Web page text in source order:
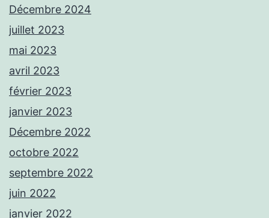
Décembre 2024
juillet 2023
mai 2023
avril 2023
février 2023
janvier 2023
Décembre 2022
octobre 2022
septembre 2022
juin 2022
janvier 2022